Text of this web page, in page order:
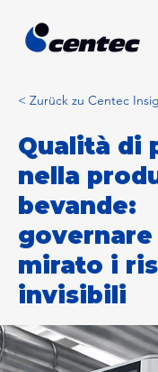
< Zurück zu Centec
Qualità di
nella
bevande:
mirato i
invisibili